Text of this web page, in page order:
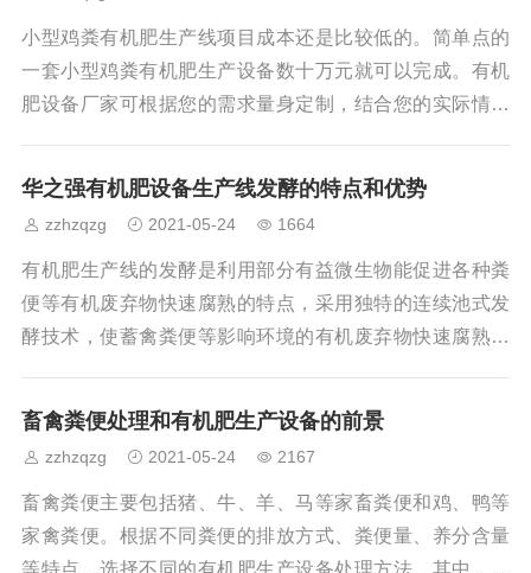
酵，工艺流程包括：原料选配（猪粪牛粪鸡粪秸秆污泥
等）—>发酵灭菌—>物料粉碎—>配料混合—>制粒—>烘
干—>冷却—>筛选—>计量封口—>成品入库
小型鸡粪有机肥生产线项目成本还是比较低的。简单点的
一套小型鸡粪有机肥生产设备数十万元就可以完成。有机
肥设备厂家可根据您的需求量身定制，结合您的实际情况
生物菌发酵剂含量为10个/g，用量小，每发酵1000kg有机
肥原料只需1kg生物菌发酵剂，只需投入几十元左右就可以
生产出一吨符合国家标准的生物有机肥。有机肥市场行
情，有机肥设备，有机肥生产工艺，有机肥生产线，有机
肥设备，有机肥造粒机，有机肥粉碎机，有机
华之强有机肥设备生产线发酵的特点和优势
zzhzqzg 2021-05-24 1664
有机肥生产线的发酵是利用部分有益微生物能促进各种粪
便等有机废弃物快速腐熟的特点，采用独特的连续池式发
酵技术，使蓄禽粪便等影响环境的有机废弃物快速腐熟、
下特点和优势：在大量试验的基础上，选用细菌、放线菌
等多种微生物，并使其成功复合，各菌种之间互不拮抗，
互惠共生。它们可在不同温区生长繁殖，相互发挥效力，
从根本上保障了发酵效果。7-8天即可使畜禽粪便等固体有
机废弃物物快速腐熟，同时有效去除臭味。有机肥生
畜禽粪便处理和有机肥生产设备的前景
zzhzqzg 2021-05-24 2167
畜禽粪便主要包括猪、牛、羊、马等家畜粪便和鸡、鸭等
家禽粪便。根据不同粪便的排放方式、粪便量、养分含量
等特点，选择不同的有机肥生产设备处理方法。其中，家